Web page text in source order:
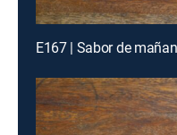
E167 | Sabor de